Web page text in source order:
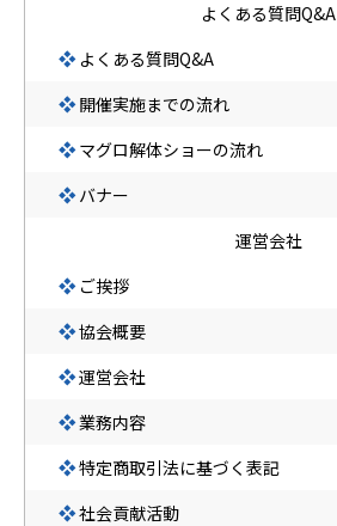
よくある質問Q&A
❖ よくある質問Q&A
❖開催実施までの流れ
❖マグロ解体ショーの流れ
❖バナー
運営会社
❖ ご挨拶
❖協会概要
❖運営会社
❖業務内容
❖特定商取引法に基づく表記
❖社会貢献活動